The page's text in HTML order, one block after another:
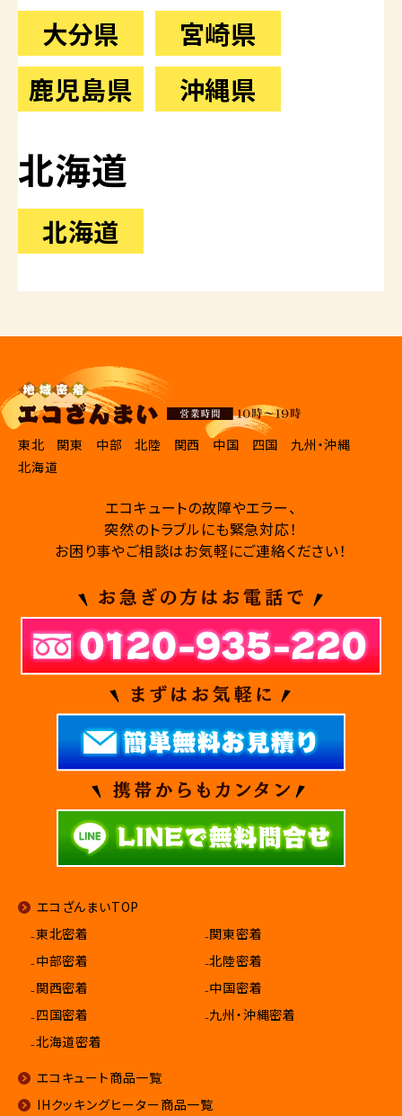
大分県
宮崎県
鹿児島県
沖縄県
北海道
北海道
東北 関東 中部 北陸 関西 中国 四国
九州・沖縄
北海道
エコキュートの故障やエラー、
突然のトラブルにも緊急対応！
お困り事やご相談はお気軽にご連絡ください！
エコざんまいTOP
₋東北密着
₋関東密着
₋中部密着
₋北陸密着
₋関西密着
₋中国密着
₋四国密着
₋九州・沖縄密着
₋北海道密着
エコキュート商品一覧
IHクッキングヒーター商品一覧